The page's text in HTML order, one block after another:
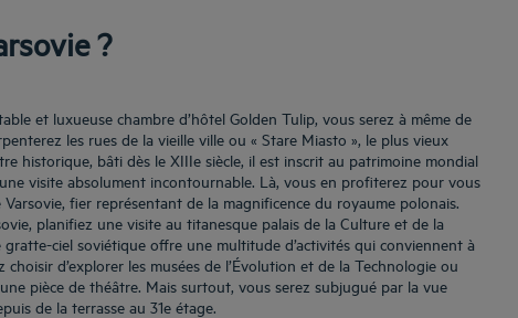
?
et luxueuse chambre d’hôtel Golden Tulip, vous serez à même de
les rues de la vieille ville ou « Stare Miasto », le plus vieux
historique, bâti dès le XIIIe siècle, il est inscrit au patrimoine mondial
visite absolument incontournable. Là, vous en profiterez pour vous
fier représentant de la magnificence du royaume polonais.
planifiez une visite au titanesque palais de la Culture et de la
gratte-ciel soviétique offre une multitude d’activités qui conviennent à
d’explorer les musées de l’Évolution et de la Technologie ou
pièce de théâtre. Mais surtout, vous serez subjugué par la vue
de la terrasse au 31e étage.